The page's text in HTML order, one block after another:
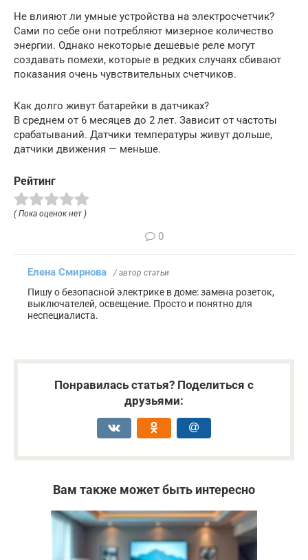
Не влияют ли умные устройства на электросчетчик?
Сами по себе они потребляют мизерное количество
энергии. Однако некоторые дешевые реле могут
создавать помехи, которые в редких случаях сбивают
показания очень чувствительных счетчиков.
Как долго живут батарейки в датчиках?
В среднем от 6 месяцев до 2 лет. Зависит от частоты
срабатываний. Датчики температуры живут дольше,
датчики движения — меньше.
Рейтинг
( Пока оценок нет )
0
Елена Смирнова / автор статьи
Пишу о безопасной электрике в доме: замена розеток,
выключателей, освещение. Просто и понятно для
неспециалиста.
Понравилась статья? Поделиться с
друзьями:
Вам также может быть интересно